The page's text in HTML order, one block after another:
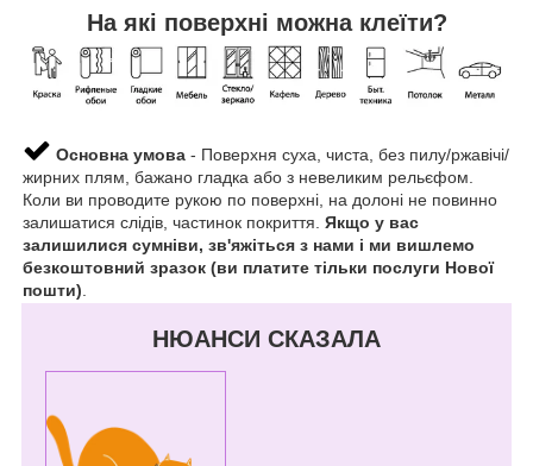
На які поверхні можна клеїти?
Основна умова - Поверхня суха, чиста, без пилу/ржавічі/
жирних плям, бажано гладка або з невеликим рельєфом.
Коли ви проводите рукою по поверхні, на долоні не повинно
залишатися слідів, частинок покриття. Якщо у вас
залишилися сумніви, зв'яжіться з нами і ми вишлемо
безкоштовний зразок (ви платите тільки послуги Нової
пошти).
НЮАНСИ СКАЗАЛА